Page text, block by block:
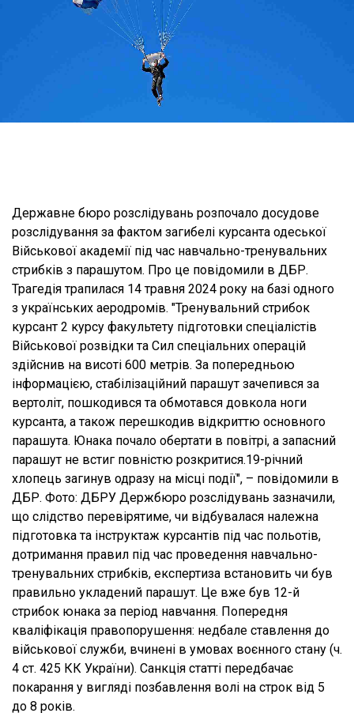
Державне бюро розслідувань розпочало досудове
розслідування за фактом загибелі курсанта одеської
Військової академії під час навчально-тренувальних
стрибків з парашутом. Про це повідомили в ДБР.
Трагедія трапилася 14 травня 2024 року на базі одного
з українських аеродромів. "Тренувальний стрибок
курсант 2 курсу факультету підготовки спеціалістів
Військової розвідки та Сил спеціальних операцій
здійснив на висоті 600 метрів. За попередньою
інформацією, стабілізаційний парашут зачепився за
вертоліт, пошкодився та обмотався довкола ноги
курсанта, а також перешкодив відкриттю основного
парашута. Юнака почало обертати в повітрі, а запасний
парашут не встиг повністю розкритися.19-річний
хлопець загинув одразу на місці події", – повідомили в
ДБР. Фото: ДБРУ Держбюро розслідувань зазначили,
що слідство перевірятиме, чи відбувалася належна
підготовка та інструктаж курсантів під час польотів,
дотримання правил під час проведення навчально-
тренувальних стрибків, експертиза встановить чи був
правильно укладений парашут. Це вже був 12-й
стрибок юнака за період навчання. Попередня
кваліфікація правопорушення: недбале ставлення до
військової служби, вчинені в умовах воєнного стану (ч.
4 ст. 425 КК України). Санкція статті передбачає
покарання у вигляді позбавлення волі на строк від 5
до 8 років.